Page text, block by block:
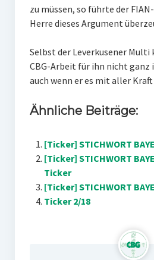
zu müssen, so führte der
Herre dieses Argument
Selbst der Leverkusener Multi
CBG-Arbeit für ihn nicht ganz
auch wenn er es mit aller
Ähnliche Beiträge:
[Ticker] STICHWORT
[Ticker] STICHWORT
Ticker
[Ticker] STICHWORT
Ticker 2/18